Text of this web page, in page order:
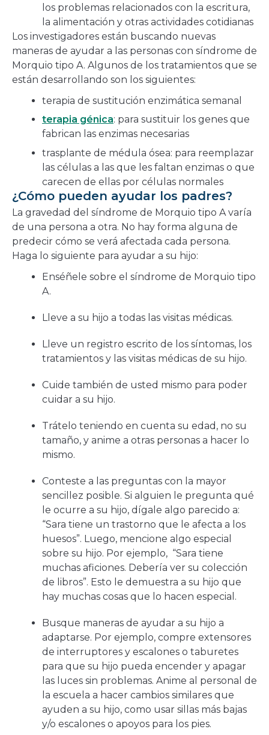
los problemas relacionados con la escritura,
la alimentación y otras actividades cotidianas
Los investigadores están buscando nuevas
maneras de ayudar a las personas con síndrome de
Morquio tipo A. Algunos de los tratamientos que se
están desarrollando son los siguientes:
terapia de sustitución enzimática semanal
terapia génica: para sustituir los genes que
fabrican las enzimas necesarias
trasplante de médula ósea: para reemplazar
las células a las que les faltan enzimas o que
carecen de ellas por células normales
¿Cómo pueden ayudar los padres?
La gravedad del síndrome de Morquio tipo A varía
de una persona a otra. No hay forma alguna de
predecir cómo se verá afectada cada persona.
Haga lo siguiente para ayudar a su hijo:
Enséñele sobre el síndrome de Morquio tipo
A.
Lleve a su hijo a todas las visitas médicas.
Lleve un registro escrito de los síntomas, los
tratamientos y las visitas médicas de su hijo.
Cuide también de usted mismo para poder
cuidar a su hijo.
Trátelo teniendo en cuenta su edad, no su
tamaño, y anime a otras personas a hacer lo
mismo.
Conteste a las preguntas con la mayor
sencillez posible. Si alguien le pregunta qué
le ocurre a su hijo, dígale algo parecido a:
“Sara tiene un trastorno que le afecta a los
huesos”. Luego, mencione algo especial
sobre su hijo. Por ejemplo, “Sara tiene
muchas aficiones. Debería ver su colección
de libros”. Esto le demuestra a su hijo que
hay muchas cosas que lo hacen especial.
Busque maneras de ayudar a su hijo a
adaptarse. Por ejemplo, compre extensores
de interruptores y escalones o taburetes
para que su hijo pueda encender y apagar
las luces sin problemas. Anime al personal de
la escuela a hacer cambios similares que
ayuden a su hijo, como usar sillas más bajas
y/o escalones o apoyos para los pies.